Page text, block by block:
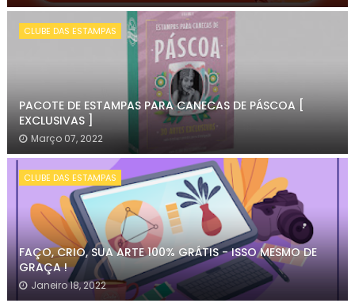
CLUBE DAS ESTAMPAS
PACOTE DE ESTAMPAS PARA CANECAS DE PÁSCOA [
EXCLUSIVAS ]
Março 07, 2022
CLUBE DAS ESTAMPAS
FAÇO, CRIO, SUA ARTE 100% GRÁTIS - ISSO MESMO DE
GRAÇA !
Janeiro 18, 2022